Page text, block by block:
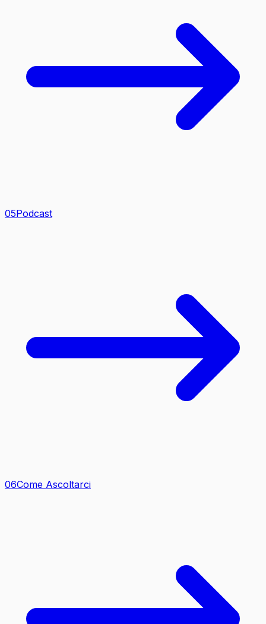
05Podcast
06Come Ascoltarci